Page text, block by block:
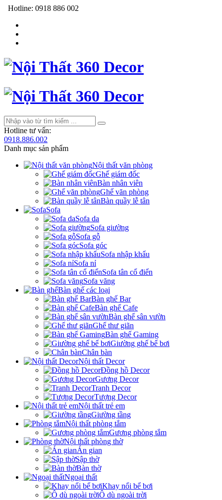
Hotline: 0918 886 002
Hotline tư vấn:
0918.886.002
Danh mục sản phẩm
Nội thất văn phòng
Ghế giám đốc
Bàn nhân viên
Ghế văn phòng
Bàn quầy lễ tân
Sofa
Sofa da
Sofa giường
Sofa gỗ
Sofa góc
Sofa nhập khẩu
Sofa nỉ
Sofa tân cổ điển
Sofa văng
Bàn ghế các loại
Bàn ghế Bar
Bàn ghế Cafe
Bàn ghế sân vườn
Ghế thư giãn
Bàn ghế Gaming
Giường ghế bể bơi
Chân bàn
Nội thất Decor
Đồng hồ Decor
Gương Decor
Tranh Decor
Tượng Decor
Nội thất trẻ em
Giường tầng
Nội thất phòng tắm
Gương phòng tắm
Nội thất phòng thờ
Án gian
Sập thờ
Bàn thờ
Ngoại thất
Khay nổi bể bơi
Ô dù ngoài trời